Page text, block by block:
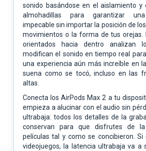
sonido basándose en el aislamiento y
almohadillas para garantizar una
impecable sin importar la posición de
movimientos o la forma de tus orejas.
orientados hacia dentro analizan
modifican el sonido en tiempo real
una experiencia aún más increíble en
suena como se tocó, incluso en las
altas.
Conecta los AirPods Max 2 a tu
empieza a alucinar con el audio sin
ultrabaja: todos los detalles de la
conservan para que disfrutes de
películas tal y como se concibieron.
videojuegos, la latencia ultrabaja va a